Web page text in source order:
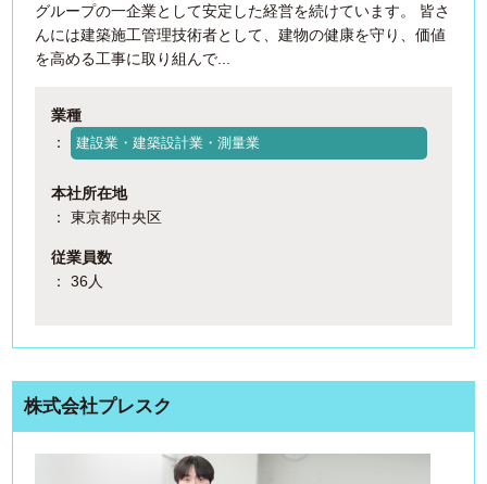
グループの一企業として安定した経営を続けています。 皆さ
んには建築施工管理技術者として、建物の健康を守り、価値
を高める工事に取り組んで...
業種
：
建設業・建築設計業・測量業
本社所在地
： 東京都中央区
従業員数
： 36人
株式会社プレスク